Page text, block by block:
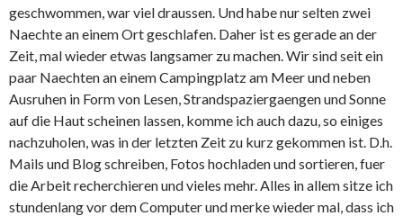
geschwommen, war viel draussen. Und habe nur selten zwei
Naechte an einem Ort geschlafen. Daher ist es gerade an der
Zeit, mal wieder etwas langsamer zu machen. Wir sind seit ein
paar Naechten an einem Campingplatz am Meer und neben
Ausruhen in Form von Lesen, Strandspaziergaengen und Sonne
auf die Haut scheinen lassen, komme ich auch dazu, so einiges
nachzuholen, was in der letzten Zeit zu kurz gekommen ist. D.h.
Mails und Blog schreiben, Fotos hochladen und sortieren, fuer
die Arbeit recherchieren und vieles mehr. Alles in allem sitze ich
stundenlang vor dem Computer und merke wieder mal, dass ich